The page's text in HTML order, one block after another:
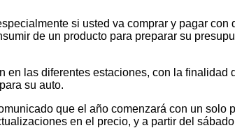
si usted va comprar y pagar
de un producto para preparar su
en las diferentes estaciones, con la
su auto.
que el año comenzará con un
en el precio, y a partir del